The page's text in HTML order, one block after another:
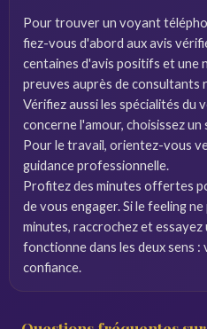
Pour trouver un voyant
fiez-vous d'abord aux avis
centaines d'avis positifs et une
preuves auprès de consultants
Vérifiez aussi les spécialités du
concerne l'amour, choisissez
Pour le travail, orientez-vous
guidance professionnelle.
Profitez des minutes offertes
de vous engager. Si le feeling
minutes, raccrochez et
fonctionne dans les deux sens
confiance.